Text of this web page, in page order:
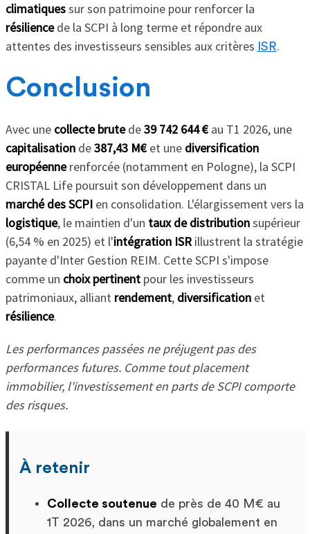
climatiquessur son patrimoine pour renforcer la
résiliencede la SCPI à long terme et répondre aux
attentes des investisseurs sensibles aux critères ISR.
Conclusion
Avec une collecte brutede39 742 644 €au T1 2026, une
capitalisationde387,43 M€et une diversification
européennerenforcée (notamment en Pologne), la SCPI
CRISTAL Life poursuit son développement dans un
marché des SCPIen consolidation. L'élargissement vers la
logistique, le maintien d'un taux de distributionsupérieur
(6,54 % en 2025) et l'intégration ISRillustrent la stratégie
payante d'Inter Gestion REIM. Cette SCPI s'impose
comme un choix pertinentpour les investisseurs
patrimoniaux, alliant rendement, diversificationet
résilience.
Les performances passées ne préjugent pas des
performances futures. Comme tout placement
immobilier, l'investissement en parts de SCPI comporte
des risques.
À retenir
Collecte soutenue de près de 40 M€ au
1T 2026, dans un marché globalement en